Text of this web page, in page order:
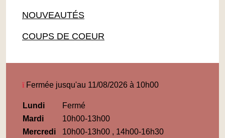
NOUVEAUTÉS
COUPS DE COEUR
Fermée jusqu'au 11/08/2026 à 10h00
Horaires
Médiathèque
Maupassant
Lundi
Fermé
Mardi
10h00-13h00
Mercredi
10h00-13h00 , 14h00-16h30